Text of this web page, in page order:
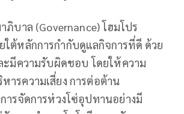
ภิบาล (Governance) โฮมโปร
ใต้หลักการกำกับดูแลกิจการที่ดี ด้วย
ะมีความรับผิดชอบ โดยให้ความ
ารความเสี่ยง การต่อต้าน
ารจัดการห่วงโซ่อุปทานอย่างมี